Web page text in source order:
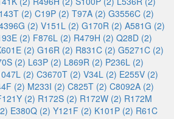
(2) C19P (2) T97A (2) G3556C (2)
(2) V151L (2) G170R (2) A581G (2)
(2) F876L (2) R479H (2) Q28D (2)
(2) G16R (2) R831C (2) G5271C (2)
(2) L63P (2) L869R (2) P236L (2)
(2) C3670T (2) V34L (2) E255V (2)
(2) M233I (2) C825T (2) C8092A (2)
(2) R172S (2) R172W (2) R172M
E380Q (2) Y121F (2) K101P (2) R61C